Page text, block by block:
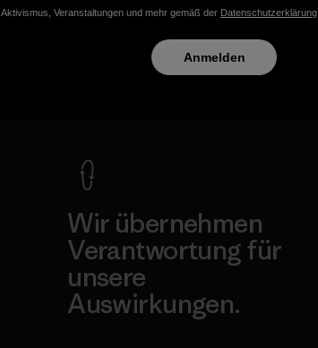
Wir übernehmen
Verantwortung für
unsere
Auswirkungen.
Aktivismus, Veranstaltungen und mehr gemäß der Datenschutzerklärung
Anmelden